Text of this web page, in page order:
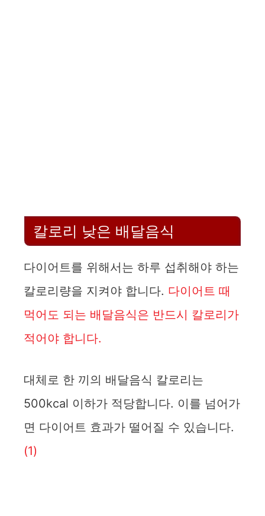
칼로리 낮은 배달음식
다이어트를 위해서는 하루 섭취해야 하는
칼로리량을 지켜야 합니다. 다이어트 때
먹어도 되는 배달음식은 반드시 칼로리가
적어야 합니다.
대체로 한 끼의 배달음식 칼로리는
500kcal 이하가 적당합니다. 이를 넘어가
면 다이어트 효과가 떨어질 수 있습니다.
(1)